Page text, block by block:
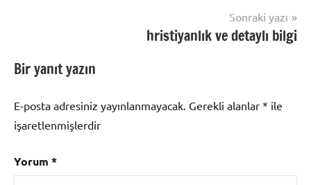
Sonraki yazı
hristiyanlık ve detaylı bilgi
Bir yanıt yazın
E-posta adresiniz yayınlanmayacak. Gerekli alanlar * ile
işaretlenmişlerdir
Yorum *